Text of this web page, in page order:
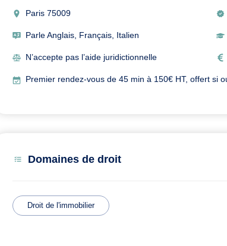
Paris 75009
Parle Anglais, Français, Italien
N’accepte pas l’aide juridictionnelle
Premier rendez-vous de 45 min à 150€ HT, offert si
Domaines de droit
Droit de l'immobilier